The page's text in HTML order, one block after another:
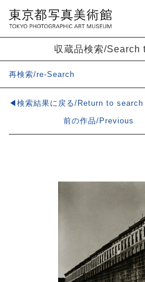
収蔵品検索/
再検索/re-Search
◀検索結果に戻る/Return to
前の作品/Previous